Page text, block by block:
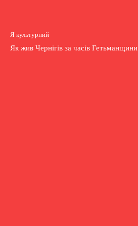
Я культурний
Як жив Чернігів за часів Гетьманщини